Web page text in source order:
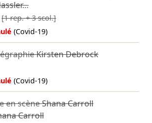
…
[1 rep. + 3 scol.]
(Covid-19)
Kirsten Debrock
(Covid-19)
en scèneShana Carroll
Carroll